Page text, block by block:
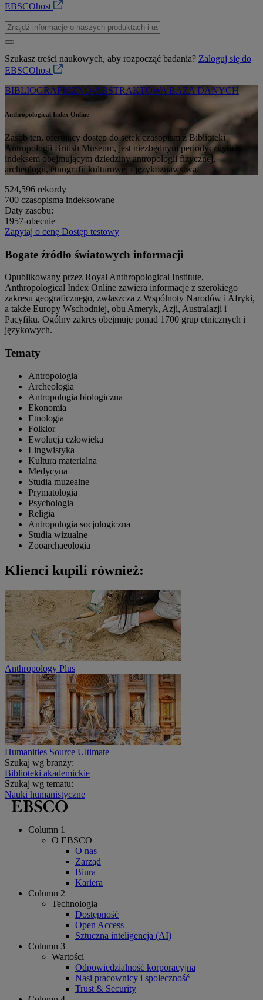
EBSCOhost
Szukasz treści naukowych, aby rozpocząć badania? Zaloguj się do
EBSCOhost
BIBLIOGRAFICZNO-ABSTRAKTOWA BAZA DANYCH
Anthropological Index Online
Zasób ten, oferujący dostęp do setek czasopism z Biblioteki
Antropologii British Museum, jest niezbędnym periodycznym
indeksem obejmującym dziedziny antropologii fizycznej,
archeologii, etnografii kulturowej i językoznawstwa.
524,596 rekordy
700 czasopisma indeksowane
Daty zasobu:
1957-obecnie
Zapytaj o cenę Dostęp testowy
Bogate źródło światowych informacji
Opublikowany przez Royal Anthropological Institute,
Anthropological Index Online zawiera informacje z szerokiego
zakresu geograficznego, zwłaszcza z Wspólnoty Narodów i Afryki,
a także Europy Wschodniej, obu Ameryk, Azji, Australazji i
Pacyfiku. Ogólny zakres obejmuje ponad 1700 grup etnicznych i
językowych.
Tematy
Antropologia
Archeologia
Antropologia biologiczna
Ekonomia
Etnologia
Folklor
Ewolucja człowieka
Lingwistyka
Kultura materialna
Medycyna
Studia muzealne
Prymatologia
Psychologia
Religia
Antropologia socjologiczna
Studia wizualne
Zooarchaeologia
Klienci kupili również:
Anthropology Plus
Humanities Source Ultimate
Szukaj wg branży:
Biblioteki akademickie
Szukaj wg tematu:
Nauki humanistyczne
Column 1
O EBSCO
O nas
Zarząd
Biura
Kariera
Column 2
Technologia
Dostępność
Open Access
Sztuczna inteligencja (AI)
Column 3
Wartości
Odpowiedzialność korporacyjna
Nasi pracownicy i społeczność
Trust & Security